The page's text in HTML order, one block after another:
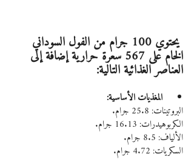
يحتوي 100 جرام من الفول السوداني
الخام على 567 سعرة حرارية إضافة إلى
العناصر الغذائية التالية:
البروتينات: 25.8 جرام.
الكربوهيدرات: 16.13 جرام.
الألياف: 8.5 جرام.
السكريات: 4.72 جرام.